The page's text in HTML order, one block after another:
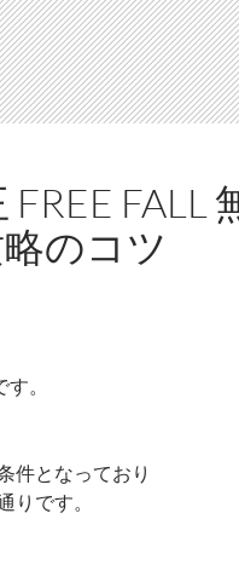
FALL
のコツ
。
件となっており
りです。
無限 ステージ104 攻略